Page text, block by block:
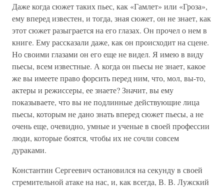
Даже когда сюжет таких пьес, как «Гамлет» или «Гроза»,
ему вперед известен, и тогда, зная сюжет, он не знает, как
этот сюжет разыграется на его глазах. Он прочел о нем в
книге. Ему рассказали даже, как он происходит на сцене.
Но своими глазами он его еще не видел. Я имею в виду
пьесы, всем известные. А когда он пьесы не знает, какое
же вы имеете право форсить перед ним, что, мол, вы-то,
актеры и режиссеры, ее знаете? Значит, вы ему
показываете, что вы не подлинные действующие лица
пьесы, которым не дано знать вперед сюжет пьесы, а не
очень еще, очевидно, умные и ученые в своей профессии
люди, которые боятся, чтобы их не сочли совсем
дураками.
Константин Сергеевич остановился на секунду в своей
стремительной атаке на нас, и, как всегда, В. В. Лужский